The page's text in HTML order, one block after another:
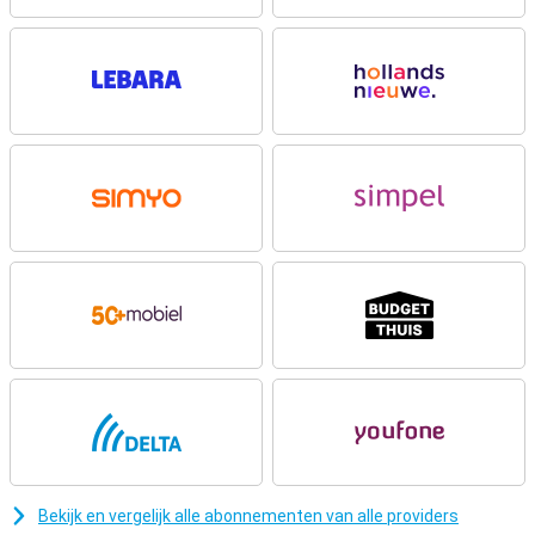
Met de 5200mAh-batterij van de OnePlus Nord CE5 hoef je je geen
zorgen te maken over je accuduur. Je haalt tot wel 2 dagen gebruik
alweer meer dan 6 uur YouTube kijken of meer dan 2 uur erg grote
accu ook op lange termijn in topvorm, je behoudt minimaal 80%
capaciteit, zelfs na vier jaar dagelijks gebruik. Dat is pas duurzaam!
Heldere foto’s
situatie. Portretten bij tegenlicht, groepsfoto’s of opnames bij
zonsondergang? Geen probleem. Dankzij Ultra HDR-livefoto’s leg je
kleuren, huidtinten en details haarscherp vast. De 50MP
hoofdcamera met Sony-sensor zorgt voor heldere en scherpe
beelden, ondersteund door een 8MP groothoeklens. Je filmt in 4K
met 60 FPS voor topkwaliteit video’s. Met slimme AI-functies zoals
AI-gum, reflectieverwijdering, perfecte-opname en
beeldcompositie met AI, verbeter je foto’s automatisch. Eén keer
Slimme AI-functies
Bekijk en vergelijk alle abonnementen van alle providers